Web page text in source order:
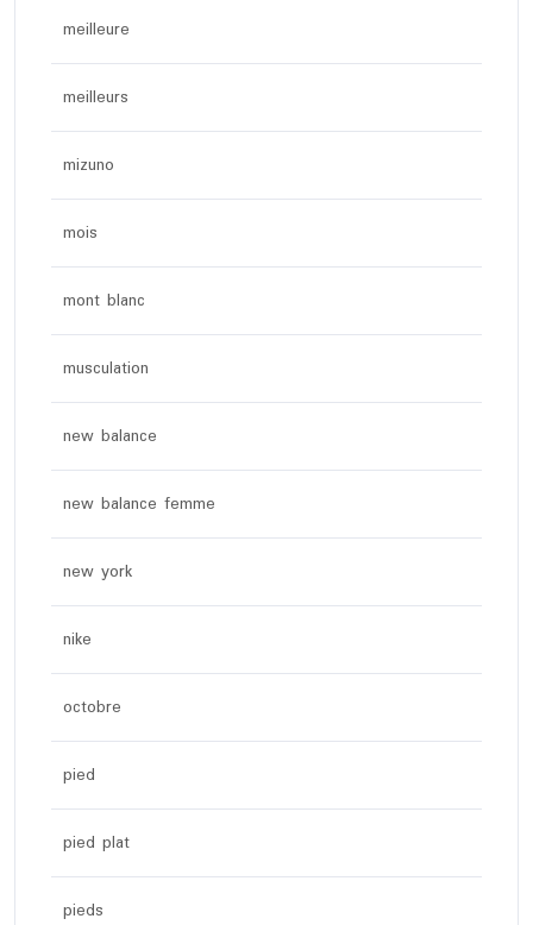
meilleure
meilleurs
mizuno
mois
mont blanc
musculation
new balance
new balance femme
new york
nike
octobre
pied
pied plat
pieds